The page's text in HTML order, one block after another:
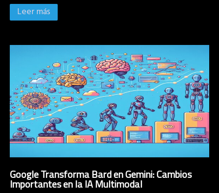
Leer más
Google Transforma Bard en Gemini: Cambios
Importantes en la IA Multimodal